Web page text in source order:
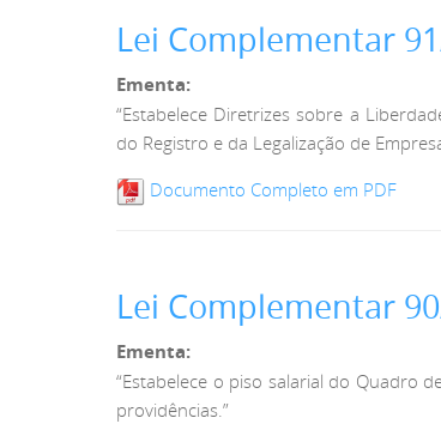
Lei Complementar
Ementa:
“Estabelece Diretrizes sobre a
do Registro e da Legalização de
Documento Completo em PDF
Lei Complementar
Ementa:
“Estabelece o piso salarial do Quadro
providências.”